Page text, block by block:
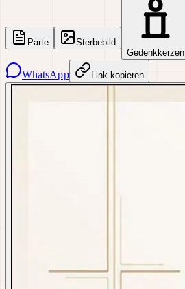
Parte
Sterbebild
Gedenkkerzen
WhatsApp Link kopieren